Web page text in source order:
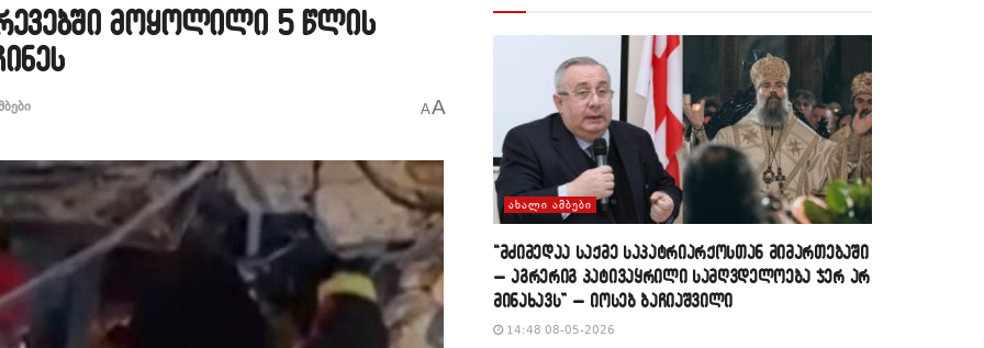
მოყოლილი 5 წლის
AA
ᲐᲮᲐᲚᲘ ᲐᲛᲑᲔᲑᲘ
“მძიმედაა საქმე საპატრიარქოსთან მიმართებაში
– აგრერიგ პატივაყრილი სამღვდელოება ჯერ არ
მინახავს” – იოსებ ბაჩიაშვილი
14:48 08-05-2026